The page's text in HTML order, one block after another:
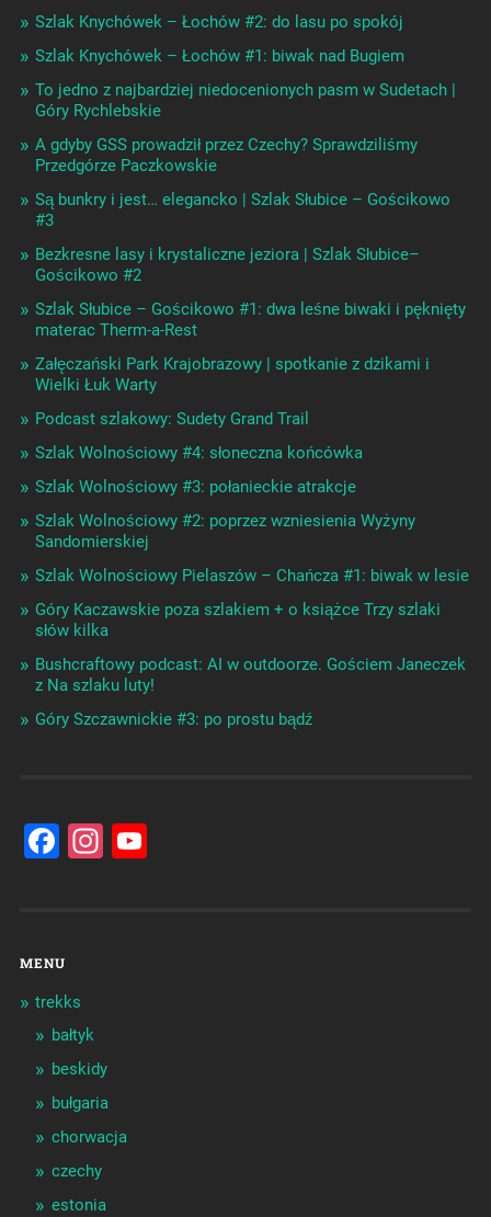
Szlak Knychówek – Łochów #2: do lasu po spokój
Szlak Knychówek – Łochów #1: biwak nad Bugiem
To jedno z najbardziej niedocenionych pasm w Sudetach |
Góry Rychlebskie
A gdyby GSS prowadził przez Czechy? Sprawdziliśmy
Przedgórze Paczkowskie
Są bunkry i jest… elegancko | Szlak Słubice – Gościkowo
#3
Bezkresne lasy i krystaliczne jeziora | Szlak Słubice–
Gościkowo #2
Szlak Słubice – Gościkowo #1: dwa leśne biwaki i pęknięty
materac Therm-a-Rest
Załęczański Park Krajobrazowy | spotkanie z dzikami i
Wielki Łuk Warty
Podcast szlakowy: Sudety Grand Trail
Szlak Wolnościowy #4: słoneczna końcówka
Szlak Wolnościowy #3: połanieckie atrakcje
Szlak Wolnościowy #2: poprzez wzniesienia Wyżyny
Sandomierskiej
Szlak Wolnościowy Pielaszów – Chańcza #1: biwak w lesie
Góry Kaczawskie poza szlakiem + o książce Trzy szlaki
słów kilka
Bushcraftowy podcast: AI w outdoorze. Gościem Janeczek
z Na szlaku luty!
Góry Szczawnickie #3: po prostu bądź
Facebook
Instagram
YouTube
MENU
trekks
bałtyk
beskidy
bułgaria
chorwacja
czechy
estonia